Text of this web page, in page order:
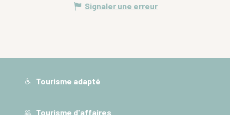
Signaler une erreur
Tourisme adapté
Tourisme d'affaires